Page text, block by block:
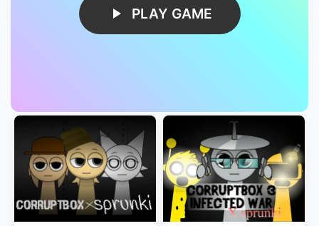
PLAY GAME